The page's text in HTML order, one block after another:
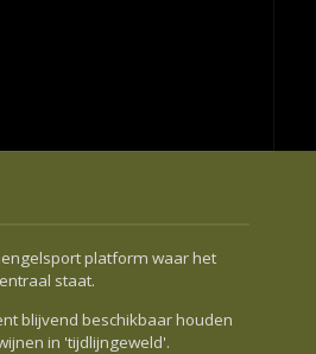
platform waar het
staat.
blijvend beschikbaar houden
in 'tijdlijngeweld'.